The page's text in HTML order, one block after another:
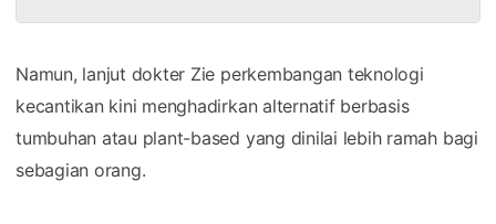
Namun, lanjut dokter Zie perkembangan teknologi
kecantikan kini menghadirkan alternatif berbasis
tumbuhan atau plant-based yang dinilai lebih ramah bagi
sebagian orang.